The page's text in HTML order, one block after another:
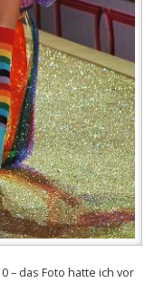
– das Foto hatte ich vor